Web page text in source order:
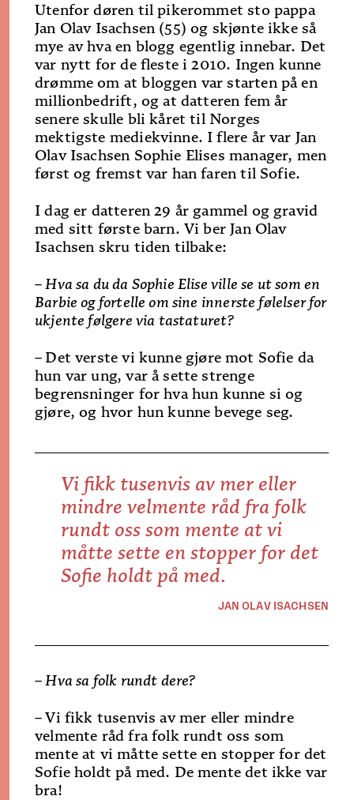
Utenfor døren til pikerommet sto pappa
Jan Olav Isachsen (55) og skjønte ikke så
mye av hva en blogg egentlig innebar. Det
var nytt for de fleste i 2010. Ingen kunne
drømme om at bloggen var starten på en
millionbedrift, og at datteren fem år
senere skulle bli kåret til Norges
mektigste mediekvinne. I flere år var Jan
Olav Isachsen Sophie Elises manager, men
først og fremst var han faren til Sofie.
I dag er datteren 29 år gammel og gravid
med sitt første barn. Vi ber Jan Olav
Isachsen skru tiden tilbake:
– Hva sa du da Sophie Elise ville se ut som en
Barbie og fortelle om sine innerste følelser for
ukjente følgere via tastaturet?
– Det verste vi kunne gjøre mot Sofie da
hun var ung, var å sette strenge
begrensninger for hva hun kunne si og
gjøre, og hvor hun kunne bevege seg.
Vi fikk tusenvis av mer eller
mindre velmente råd fra folk
rundt oss som mente at vi
måtte sette en stopper for det
Sofie holdt på med.
JAN OLAV ISACHSEN
– Hva sa folk rundt dere?
–Vi fikk tusenvis av mer eller mindre
velmente råd fra folk rundt oss som
mente at vi måtte sette en stopper for det
Sofie holdt på med. De mente det ikke var
bra!